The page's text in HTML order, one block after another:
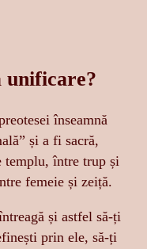
unificare?
înseamnă
și a fi sacră,
templu, între trup și
femeie și zeiță.
și astfel să-ți
prin ele, să-ți